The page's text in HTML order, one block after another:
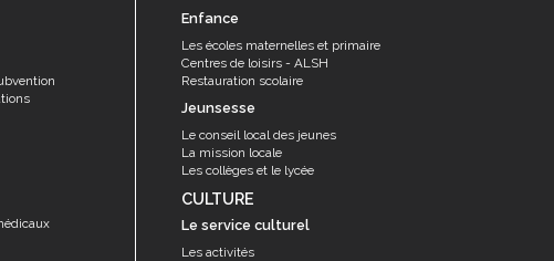
Enfance
Les écoles maternelles et primaire
Centres de loisirs - ALSH
Restauration scolaire
Jeunsesse
Le conseil local des jeunes
La mission locale
Les collèges et le lycée
CULTURE
Le service culturel
Les activités